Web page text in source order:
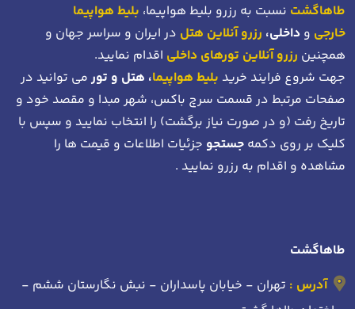
طاهاگشت نسبت به رزرو بلیط هواپیما، بلیط هواپیما
خارجی و داخلی، رزرو آنلاین هتل در ایران و سراسر جهان و
همچنین رزرو آنلاین تورهای داخلی اقدام نمایید.
جهت شروع فرایند خرید بلیط هواپیما، هتل و تورمی توانید در
صفحات مرتبط در قسمت سرچ باکس، شهر مبدا و مقصد خود و
تاریخ رفت (و در صورت نیاز برگشت) را انتخاب نمایید و سپس با
کلیک بر روی دکمه جستجو جزئیات اطلاعات و قیمت ها را
مشاهده و اقدام به رزرو نمایید .
طاهاگشت
آدرس : تهران - خیابان پاسداران - نبش نگارستان ششم -